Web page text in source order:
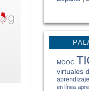
MOOC
virtuales
en línea